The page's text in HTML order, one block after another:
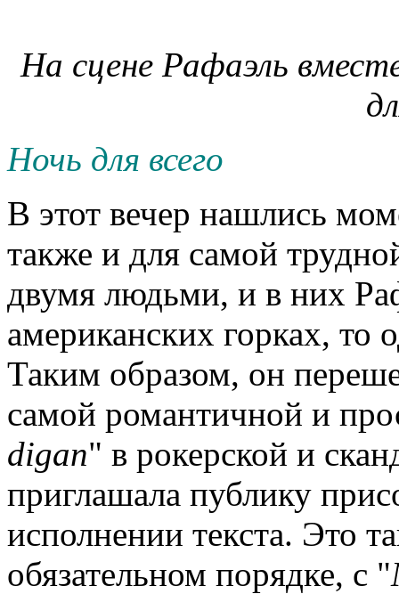
На сцене Рафаэль
Ночь для всего
В этот вечер нашлись
также и для самой
двумя людьми, и в них
американских горках, то
Таким образом, он
самой романтичной и
digan" в рокерской и
приглашала публику
исполнении текста. Это
обязательном порядке, с "